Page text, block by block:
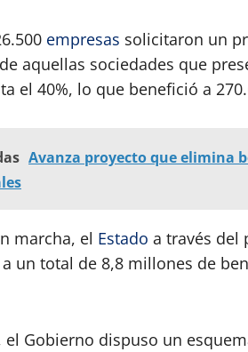
empresas solicitaron un
aquellas sociedades que
el 40%, lo que benefició a
Avanza proyecto que elimina
marcha, el Estado a través del
un total de 8,8 millones de
el Gobierno dispuso un